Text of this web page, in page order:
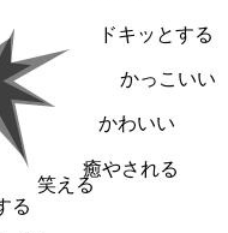
ドキッとする
かっこいい
かわいい
癒やされる
笑える
る